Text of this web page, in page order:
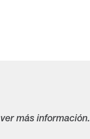
más información.